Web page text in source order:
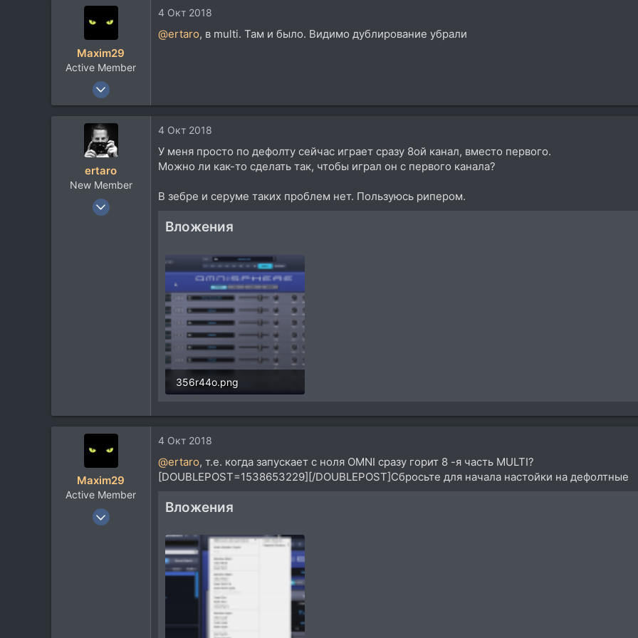
Maxim29
Active Member
14 Июл 2013
284
Архангельск
4 Окт 2018
@ertaro, в multi. Там и было. Видимо дублирование убрали
ertaro
New Member
18 Авг 2012
4 Окт 2018
У меня просто по дефолту сейчас играет сразу 8ой канал, вместо первого.
Можно ли как-то сделать так, чтобы играл он с первого канала?
В зебре и серуме таких проблем нет. Пользуюсь рипером.
Вложения
356r44o.png
Maxim29
Active Member
14 Июл 2013
4 Окт 2018
@ertaro, т.е. когда запускает с ноля OMNI сразу горит 8 -я часть MULTI?
[DOUBLEPOST=1538653229][/DOUBLEPOST]Сбросьте для начала настойки на дефолтные
Вложения